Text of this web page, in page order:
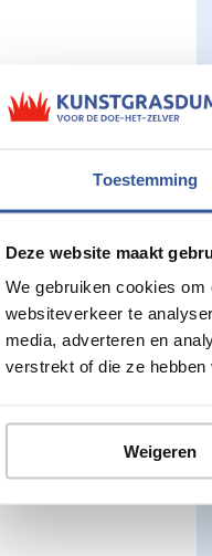
Toestemming
Deze website maakt
We gebruiken cookies
websiteverkeer te
media, adverteren en
verstrekt of die ze
Weigeren